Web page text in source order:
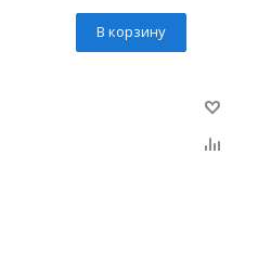
В корзину